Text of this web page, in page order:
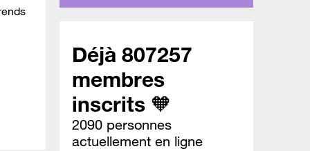
Déjà 807257
membres
inscrits 🧡
2090 personnes
actuellement en ligne